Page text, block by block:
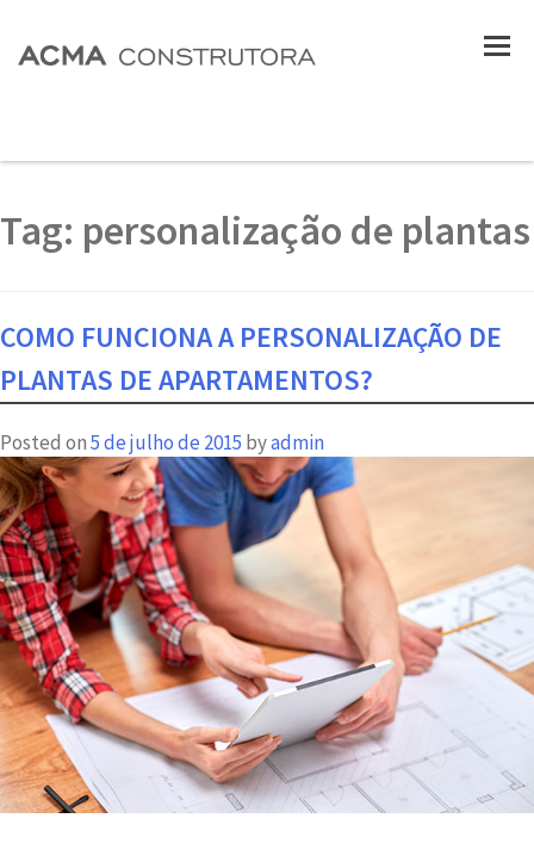
Tag: personalização de plantas
COMO FUNCIONA A PERSONALIZAÇÃO DE
PLANTAS DE APARTAMENTOS?
Posted on5 de julho de 2015 byadmin